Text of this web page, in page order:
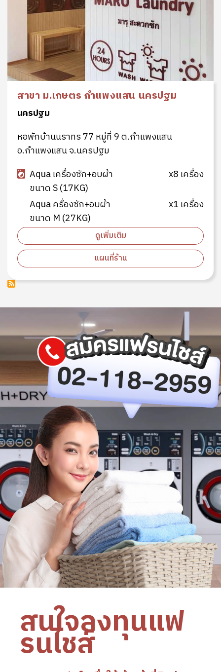
สาขา ม.เกษตร กำแพงแสน นครปฐม
นครปฐม
หอพักบ้านนราทร 77 หมู่ที่ 9 ต.กำแพงแสน
อ.กำแพงแสน จ.นครปฐม
Aqua เครื่องซัก+อบผ้า
ขนาด S (17KG)
x8 เครื่อง
Aqua ครื่องซัก+อบผ้า
ขนาด M (27KG)
x1 เครื่อง
ดูเพิ่มเติม
แผนที่ร้าน
Image
สนใจลงทุนแฟ
รนไชส์